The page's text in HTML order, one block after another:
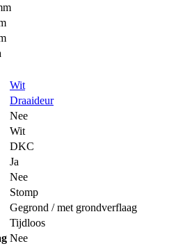
Wit
Draaideur
Nee
Wit
DKC
Ja
Nee
Stomp
Gegrond / met grondverflaag
Tijdloos
Nee